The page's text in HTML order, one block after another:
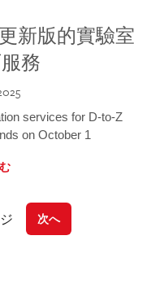
新版的實驗室
務
services for D-to-Z
on October 1
次へ